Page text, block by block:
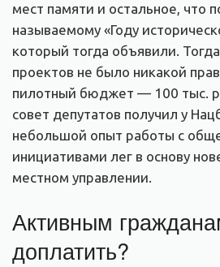
мест памяти и остальное, что
называемому «Году
который тогда объявили.
проектов не было никакой
пилотный бюджет — 100 тыс.
совет депутатов получил у
небольшой опыт работы с
инициативами лег в основу
местном управлении.
Активным
доплатить?